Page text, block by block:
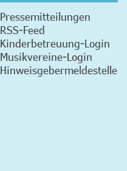
Pressemitteilungen
RSS-Feed
Kinderbetreuung-Login
Musikvereine-Login
Hinweisgebermeldestelle